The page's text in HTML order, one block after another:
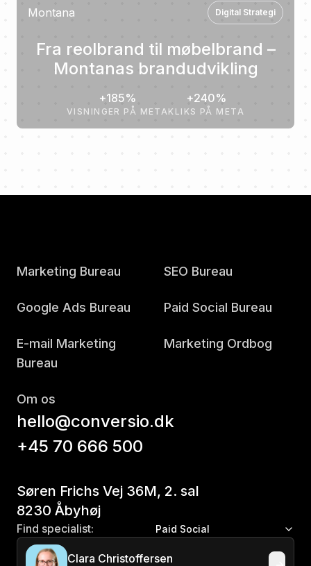
Montana Digital Strategi
Fra reolbrand til møbelbrand –
Montanas brandudvikling
+185%
VISNINGER PÅ META
+240%
KLIKS PÅ META
Marketing Bureau SEO Bureau
Google Ads Bureau Paid Social Bureau
E-mail Marketing
Bureau
Marketing Ordbog
Om os
hello@conversio.dk
+45 70 666 500
Søren Frichs Vej 36M, 2. sal
8230 Åbyhøj
Find specialist: Paid Social
Clara Christoffersen